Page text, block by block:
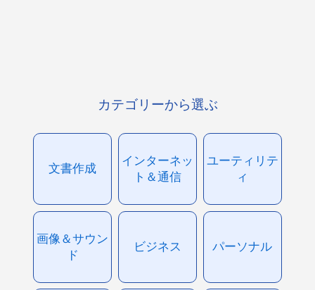
カテゴリーから選ぶ
文書作成
インターネッ
ト＆通信
ユーティリテ
ィ
画像＆サウン
ド
ビジネス パーソナル